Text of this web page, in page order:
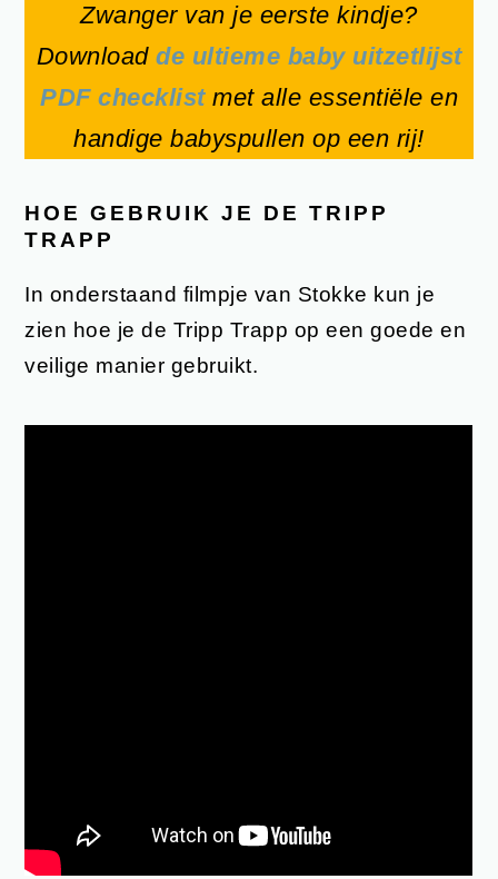
Zwanger van je eerste kindje?
Download de ultieme baby uitzetlijst
PDF checklistmet alle essentiële en
handige babyspullen op een rij!
HOE GEBRUIK JE DE TRIPP
TRAPP
In onderstaand filmpje van Stokke kun je
zien hoe je de Tripp Trapp op een goede en
veilige manier gebruikt.